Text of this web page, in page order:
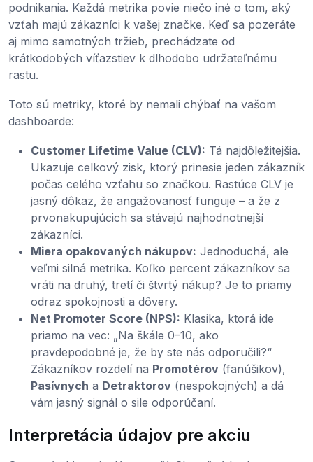
podnikania. Každá metrika povie niečo iné o tom, aký
vzťah majú zákazníci k vašej značke. Keď sa pozeráte
aj mimo samotných tržieb, prechádzate od
krátkodobých víťazstiev k dlhodobo udržateľnému
rastu.
Toto sú metriky, ktoré by nemali chýbať na vašom
dashboarde:
Customer Lifetime Value (CLV): Tá najdôležitejšia.
Ukazuje celkový zisk, ktorý prinesie jeden zákazník
počas celého vzťahu so značkou. Rastúce CLV je
jasný dôkaz, že angažovanosť funguje – a že z
prvonakupujúcich sa stávajú najhodnotnejší
zákazníci.
Miera opakovaných nákupov: Jednoduchá, ale
veľmi silná metrika. Koľko percent zákazníkov sa
vráti na druhý, tretí či štvrtý nákup? Je to priamy
odraz spokojnosti a dôvery.
Net Promoter Score (NPS): Klasika, ktorá ide
priamo na vec: „Na škále 0–10, ako
pravdepodobné je, že by ste nás odporučili?“
Zákazníkov rozdelí na Promotérov (fanúšikov),
Pasívnych a Detraktorov (nespokojných) a dá
vám jasný signál o sile odporúčaní.
Interpretácia údajov pre akciu